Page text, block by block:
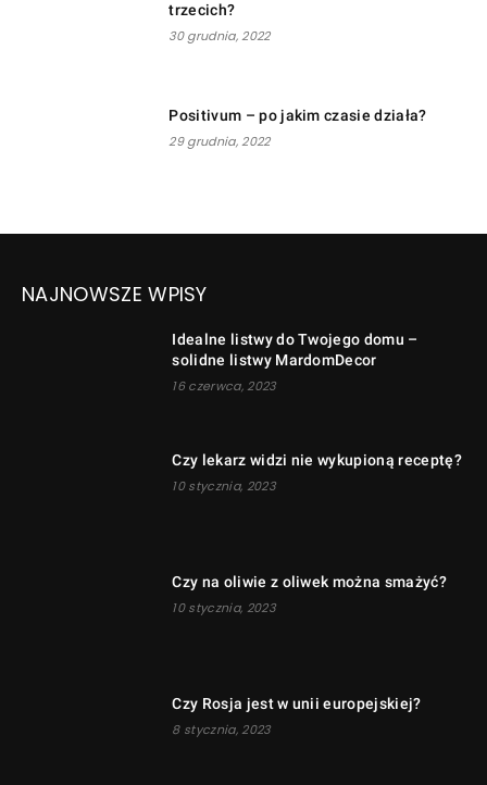
trzecich?
30 grudnia, 2022
Positivum – po jakim czasie działa?
29 grudnia, 2022
NAJNOWSZE WPISY
Idealne listwy do Twojego domu –
solidne listwy MardomDecor
16 czerwca, 2023
Czy lekarz widzi nie wykupioną receptę?
10 stycznia, 2023
Czy na oliwie z oliwek można smażyć?
10 stycznia, 2023
Czy Rosja jest w unii europejskiej?
8 stycznia, 2023